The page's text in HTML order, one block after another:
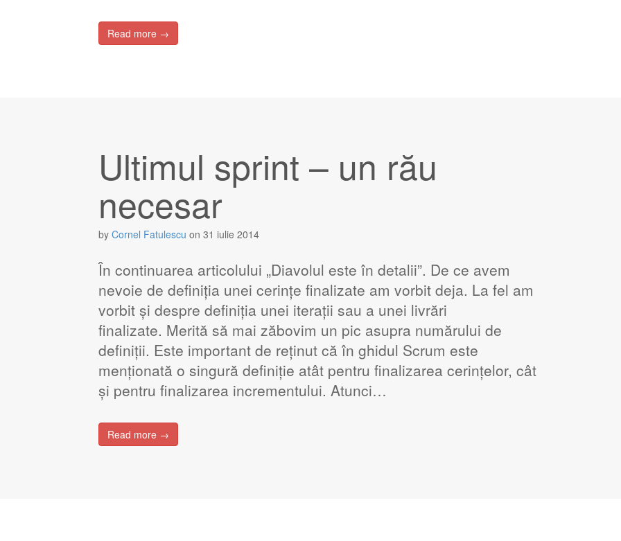
Read more →
Ultimul sprint – un rău
necesar
by Cornel Fatulescu on 31 iulie 2014
În continuarea articolului „Diavolul este în detalii”. De ce avem
nevoie de definiția unei cerințe finalizate am vorbit deja. La fel am
vorbit și despre definiția unei iterații sau a unei livrări
finalizate. Merită să mai zăbovim un pic asupra numărului de
definiții. Este important de reținut că în ghidul Scrum este
menționată o singură definiție atât pentru finalizarea cerințelor, cât
și pentru finalizarea incrementului. Atunci…
Read more →